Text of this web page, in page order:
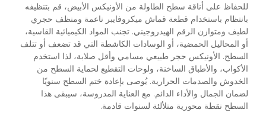
للحفاظ على أناقة سطح الطاولة من الأونيكس الأبيض، قم بتنظيفه
بانتظام باستخدام قطعة قماش ميكروفايبر ناعمة ومنظف حجري
لطيف ومتوازن الرقم الهيدروجيني. تجنب المواد الكيميائية القاسية،
أو المحاليل الحمضية، أو الوسادات الكاشطة التي قد تضعف أو تتلف
السطح. الأونيكس حجر طبيعي مسامي وأقل صلابة، لذا استخدم
الأكواب، والأطباق الساخنة، ولوحات التقطيع لحماية السطح من
الخدوش والصدمات الحرارية. يُوصى بإعادة ختم السطح سنويًا
لضمان الجمال والأداء الدائم. مع العناية المدروسة، سيبقى هذا
السطح نقطة محورية متلألئة لسنوات قادمة.